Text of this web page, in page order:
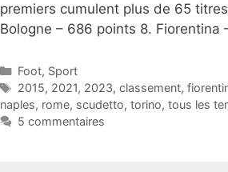
premiers cumulent plus de 65
Bologne – 686 points 8. Fiorentina
Catégories
Foot, Sport
Étiquettes
2015, 2021, 2023, classement,
naples, rome, scudetto, torino, tous les
5 commentaires